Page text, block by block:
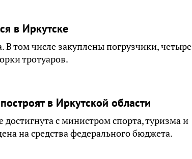
в Иркутске
В том числе закуплены погрузчики, четыре
тротуаров.
в Иркутской области
с министром спорта, туризма и
на средства федерального бюджета.